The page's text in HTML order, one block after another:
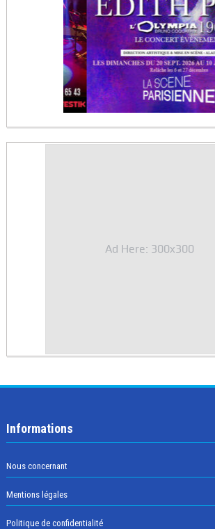
Ad Here: 300x300
Informations
Nous concernant
Mentions légales
Politique de confidentialité